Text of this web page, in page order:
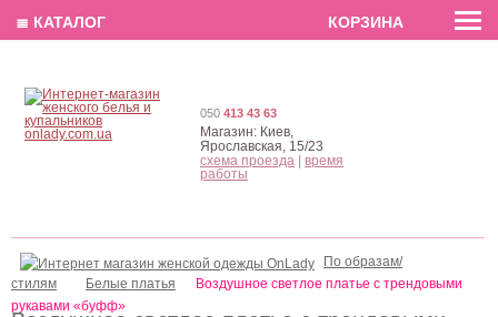
EN РУС
По образам/
стилям
Белые платья
Воздушное светлое платье с трендовыми
рукавами «буфф»
050 413 43 63
Магазин: Киев,
Ярославская, 15/23
схема проезда
время
работы
≣ КАТАЛОГ КОРЗИНА